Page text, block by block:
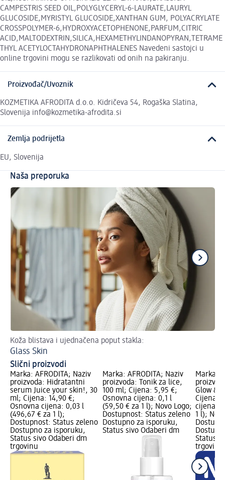
CAMPESTRIS SEED OIL,POLYGLYCERYL-6-LAURATE,LAURYL
GLUCOSIDE,MYRISTYL GLUCOSIDE,XANTHAN GUM, POLYACRYLATE
CROSSPOLYMER-6,HYDROXYACETOPHENONE,PARFUM,CITRIC
ACID,MALTODEXTRIN,SILICA,HEXAMETHYLINDANOPYRAN,TETRAME
THYL ACETYLOCTAHYDRONAPHTHALENES Navedeni sastojci u
online trgovini mogu se razlikovati od onih na pakiranju.
Proizvođač/Uvoznik
KOZMETIKA AFRODITA d.o.o. Kidričeva 54, Rogaška Slatina,
Slovenija info@kozmetika-afrodita.si
Zemlja podrijetla
EU, Slovenija
Naša preporuka
Koža blistava i ujednačena poput stakla:
Glass Skin
Slični proizvodi
Marka: AFRODITA; Naziv
proizvoda: Hidratantni
serum Juice your skin!, 30
ml; Cijena: 14,90 €;
Osnovna cijena: 0,03 l
(496,67 € za 1 l);
Dostupnost: Status zeleno
Dostupno za isporuku,
Status sivo Odaberi dm
trgovinu
Marka: AFRODITA; Naziv
proizvoda: Tonik za lice,
100 ml; Cijena: 5,95 €;
Osnovna cijena: 0,1 l
(59,50 € za 1 l); Novo Logo;
Dostupnost: Status zeleno
Dostupno za isporuku,
Status sivo Odaberi dm
Marka:
Glow &
Cijena:
cijena:
1 l);
Status
trgovinu